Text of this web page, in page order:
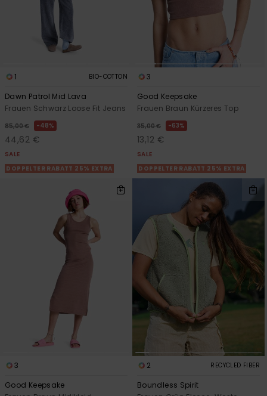
1 BIO-COTTON
Dawn Patrol Mid Lava
Frauen Schwarz Loose Fit Jeans
85,00 € 48%
44,62 €
SALE
DOPPELTER RABATT 25% EXTRA
3
Good Keepsake
Frauen Braun Kürzeres Top
35,00 € 63%
13,12 €
SALE
DOPPELTER RABATT 25% EXTRA
3
Good Keepsake
2 RECYCLED FIBER
Boundless Spirit